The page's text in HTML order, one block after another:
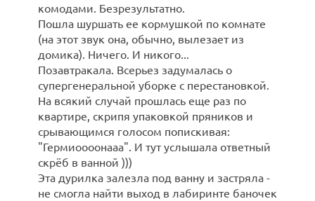
комодами. Безрезультатно.
Пошла шуршать ее кормушкой по комнате
(на этот звук она, обычно, вылезает из
домика). Ничего. И никого...
Позавтракала. Всерьез задумалась о
супергенеральной уборке с перестановкой.
На всякий случай прошлась еще раз по
квартире, скрипя упаковкой пряников и
срывающимся голосом попискивая:
"Гермиоооонааа". И тут услышала ответный
скрёб в ванной )))
Эта дурилка залезла под ванну и застряла -
не смогла найти выход в лабиринте баночек